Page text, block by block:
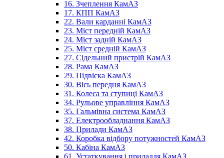
16. Зчеплення КамАЗ
17. КПП КамАЗ
22. Вали карданні КамАЗ
23. Міст передній КамАЗ
24. Міст задній КамАЗ
25. Міст средній КамАЗ
27. Сідельний пристрій КамАЗ
28. Рама КамАЗ
29. Підвіска КамАЗ
30. Вісь передня КамАЗ
31. Колеса та ступиці КамАЗ
34. Рульове управління КамАЗ
35. Гальмівна система КамАЗ
37. Електрообладнання КамАЗ
38. Прилади КамАЗ
42. Коробка відбору потужностей КамАЗ
50. Кабіна КамАЗ
61. Устаткування і приладдя КамАЗ